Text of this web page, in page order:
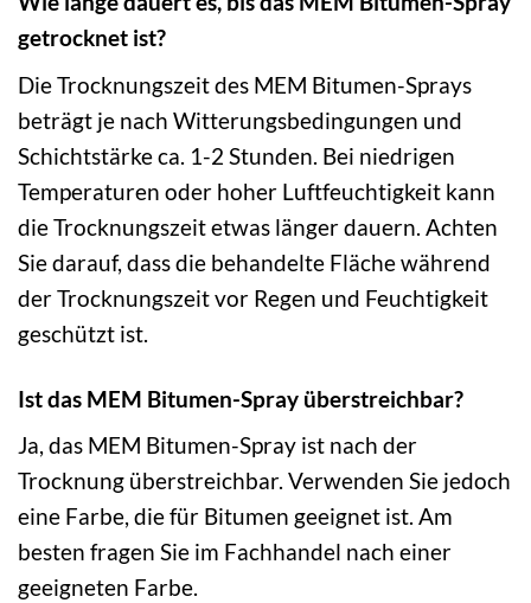
getrocknet ist?
Die Trocknungszeit des MEM Bitumen-Sprays
beträgt je nach Witterungsbedingungen und
Schichtstärke ca. 1-2 Stunden. Bei niedrigen
Temperaturen oder hoher Luftfeuchtigkeit kann
die Trocknungszeit etwas länger dauern. Achten
Sie darauf, dass die behandelte Fläche während
der Trocknungszeit vor Regen und Feuchtigkeit
geschützt ist.
Ist das MEM Bitumen-Spray überstreichbar?
Ja, das MEM Bitumen-Spray ist nach der
Trocknung überstreichbar. Verwenden Sie jedoch
eine Farbe, die für Bitumen geeignet ist. Am
besten fragen Sie im Fachhandel nach einer
geeigneten Farbe.